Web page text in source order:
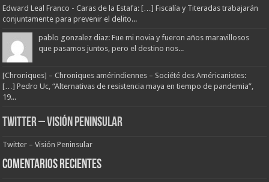
Edward Leal Franco - Caras de la Estafa: […] Fiscalía y Titeradas trabajarán
conjuntamente para prevenir el delito...
pablo gonzalez diaz: Fue mi novia y fueron años maravillosos
que pasamos juntos, pero el destino nos...
[Chroniques] – Chroniques amérindiennes – Société des Américanistes:
[…] Pedro Uc, “Alternativas de resistencia maya en tiempo de pandemia”,
19...
Twitter – Visión Peninsular
Twitter – Visión Peninsular
Comentarios Recientes